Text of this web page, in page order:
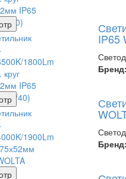
IP65
Бренд:
Бренд: